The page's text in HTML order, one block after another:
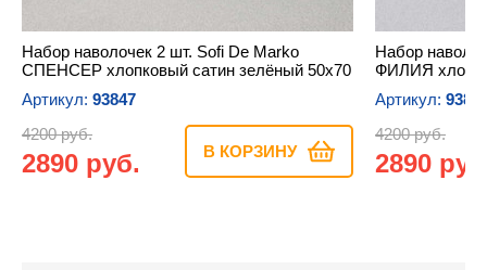
Набор наволочек 2 шт. Sofi De Marko
СПЕНСЕР хлопковый сатин зелёный 50х70
Артикул: 93847
4200 руб.
2890 руб. В КОРЗИНУ
Набор
ФИЛИЯ
Артикул:
4200 руб.
2890